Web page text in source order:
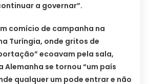
a governar”.
comício de campanha na
Turíngia, onde gritos de
ecoavam pela sala,
Alemanha se tornou “um país
qualquer um pode entrar e não